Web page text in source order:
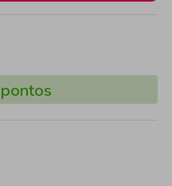
pontos